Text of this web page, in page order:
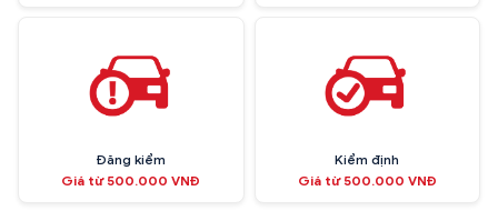
Đăng kiểm
Giá từ 500.000 VNĐ
Kiểm định
Giá từ 500.000 VNĐ